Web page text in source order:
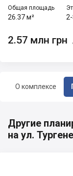
О комплексе
Общая площадь
26.37 м²
2.57 млн грн
Другие
на ул.